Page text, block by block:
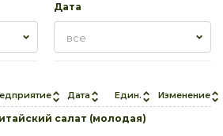
Дата
все
Дата Един. Изменение
салат (молодая)